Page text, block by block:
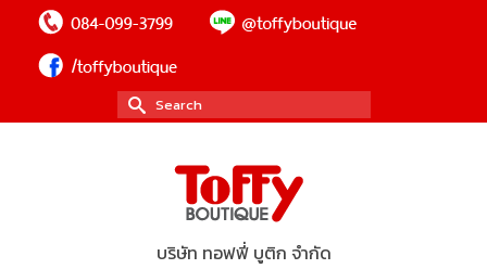
Search
for:
บริษัท ทอฟฟี่ บูติก จำกัด